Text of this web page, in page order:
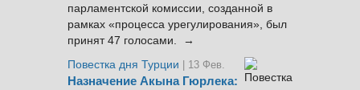
парламентской комиссии, созданной в
рамках «процесса урегулирования», был
принят 47 голосами. →
Повестка дня Турции
| 13 Фев.
Назначение Акына Гюрлека: